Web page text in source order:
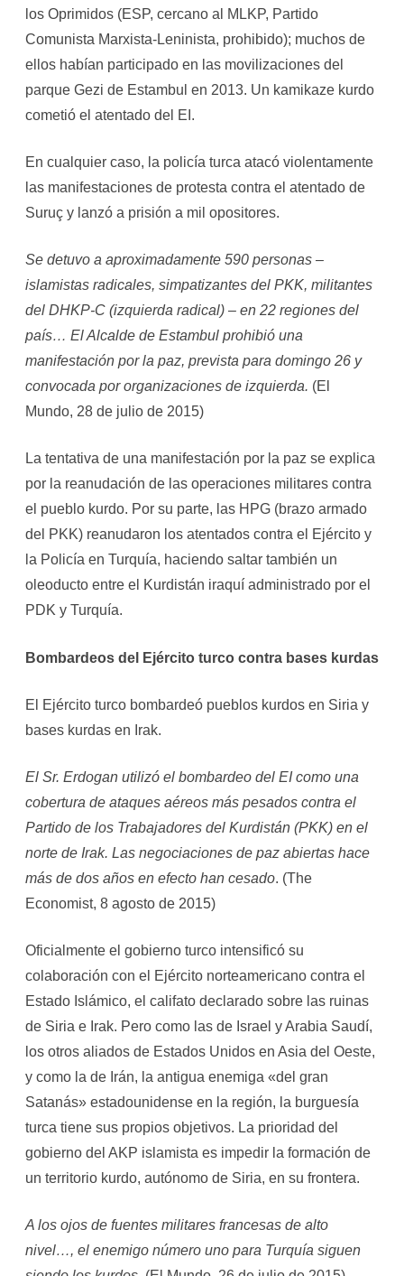
los Oprimidos (ESP, cercano al MLKP, Partido
Comunista Marxista-Leninista, prohibido); muchos de
ellos habían participado en las movilizaciones del
parque Gezi de Estambul en 2013. Un kamikaze kurdo
cometió el atentado del EI.
En cualquier caso, la policía turca atacó violentamente
las manifestaciones de protesta contra el atentado de
Suruç y lanzó a prisión a mil opositores.
Se detuvo a aproximadamente 590 personas –
islamistas radicales, simpatizantes del PKK, militantes
del DHKP-C (izquierda radical) – en 22 regiones del
país… El Alcalde de Estambul prohibió una
manifestación por la paz, prevista para domingo 26 y
convocada por organizaciones de izquierda. (El
Mundo, 28 de julio de 2015)
La tentativa de una manifestación por la paz se explica
por la reanudación de las operaciones militares contra
el pueblo kurdo. Por su parte, las HPG (brazo armado
del PKK) reanudaron los atentados contra el Ejército y
la Policía en Turquía, haciendo saltar también un
oleoducto entre el Kurdistán iraquí administrado por el
PDK y Turquía.
Bombardeos del Ejército turco contra bases kurdas
El Ejército turco bombardeó pueblos kurdos en Siria y
bases kurdas en Irak.
El Sr. Erdogan utilizó el bombardeo del EI como una
cobertura de ataques aéreos más pesados contra el
Partido de los Trabajadores del Kurdistán (PKK) en el
norte de Irak. Las negociaciones de paz abiertas hace
más de dos años en efecto han cesado. (The
Economist, 8 agosto de 2015)
Oficialmente el gobierno turco intensificó su
colaboración con el Ejército norteamericano contra el
Estado Islámico, el califato declarado sobre las ruinas
de Siria e Irak. Pero como las de Israel y Arabia Saudí,
los otros aliados de Estados Unidos en Asia del Oeste,
y como la de Irán, la antigua enemiga «del gran
Satanás» estadounidense en la región, la burguesía
turca tiene sus propios objetivos. La prioridad del
gobierno del AKP islamista es impedir la formación de
un territorio kurdo, autónomo de Siria, en su frontera.
A los ojos de fuentes militares francesas de alto
nivel…, el enemigo número uno para Turquía siguen